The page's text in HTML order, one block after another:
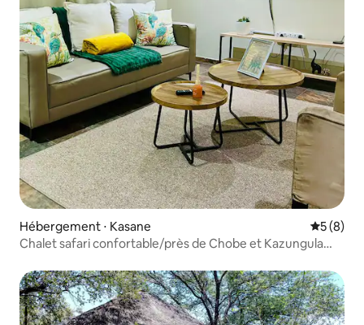
Hébergement ⋅ Kasane
5 (8)
Chalet safari confortable/près de Chobe et Kazungula